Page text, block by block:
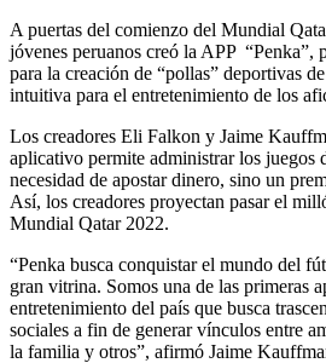
A puertas del comienzo del Mundial
jóvenes peruanos creó la APP “Penka”,
para la creación de “pollas” deportivas
intuitiva para el entretenimiento de los
Los creadores Eli Falkon y Jaime
aplicativo permite administrar los juegos
necesidad de apostar dinero, sino un
Así, los creadores proyectan pasar el
Mundial Qatar 2022.
“Penka busca conquistar el mundo del
gran vitrina. Somos una de las primeras
entretenimiento del país que busca
sociales a fin de generar vínculos entre
la familia y otros”, afirmó Jaime